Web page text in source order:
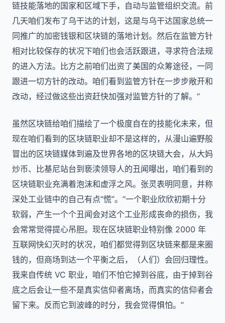
链技能落地的国家和区域下手，自动与监管组织交流。前
几天咱们发布了乌干达的计划，这是与乌干达国家总统一
同推广的加密钱银和区块链的落地计划。然后在监管方针
相对比较保存的状况下咱们也会活跃跟进，寻求符合法规
的进入方法。比方之前咱们出资了美国的众筹途径，一同
跟进一切方针的改动。咱们看到监管方针在一步步敞开和
改动，经过做这些出资赶快加强对监管方针的了解。”
虽然区块链给咱们描绘了一个极度自在的技能化未来，但
现在咱们看到的区块链职业却不是这样的，从漫山遍野般
冒出的区块链媒体到遍及世界各地的区块链大会，从大妈
炒币、比基尼站台到亵渎领导人的丑闻曝出，咱们看到的
区块链职业充满着泡沫和虚浮之风。张灵表明同意，并称
深处工业链中的自己有点“慌”。“一个职业欣欣初期十分
软弱，产生一个个丑闻会对这个工业形成丧命的损伤，我
会常常觉得提心吊胆。现在区块链职业特别像 2000 年
互联网快幻灭时的状况，咱们都觉得到区块链来都是来圈
钱的，但商场到达一个平衡之后，（人们）会回归理性。
我来自传统 VC 职业，咱们不怕它掉到谷底，由于掉到谷
底之后会让一些不是真实信仰者离场，而真实的信仰者会
留下来。反而它到波峰的时分，我会觉得惧怕。”